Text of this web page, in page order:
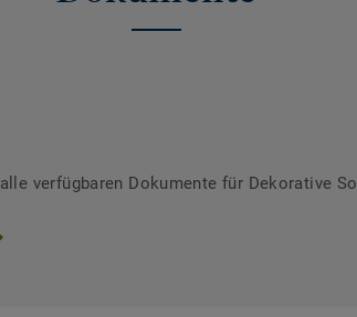
verfügbaren Dokumente für Dekorative